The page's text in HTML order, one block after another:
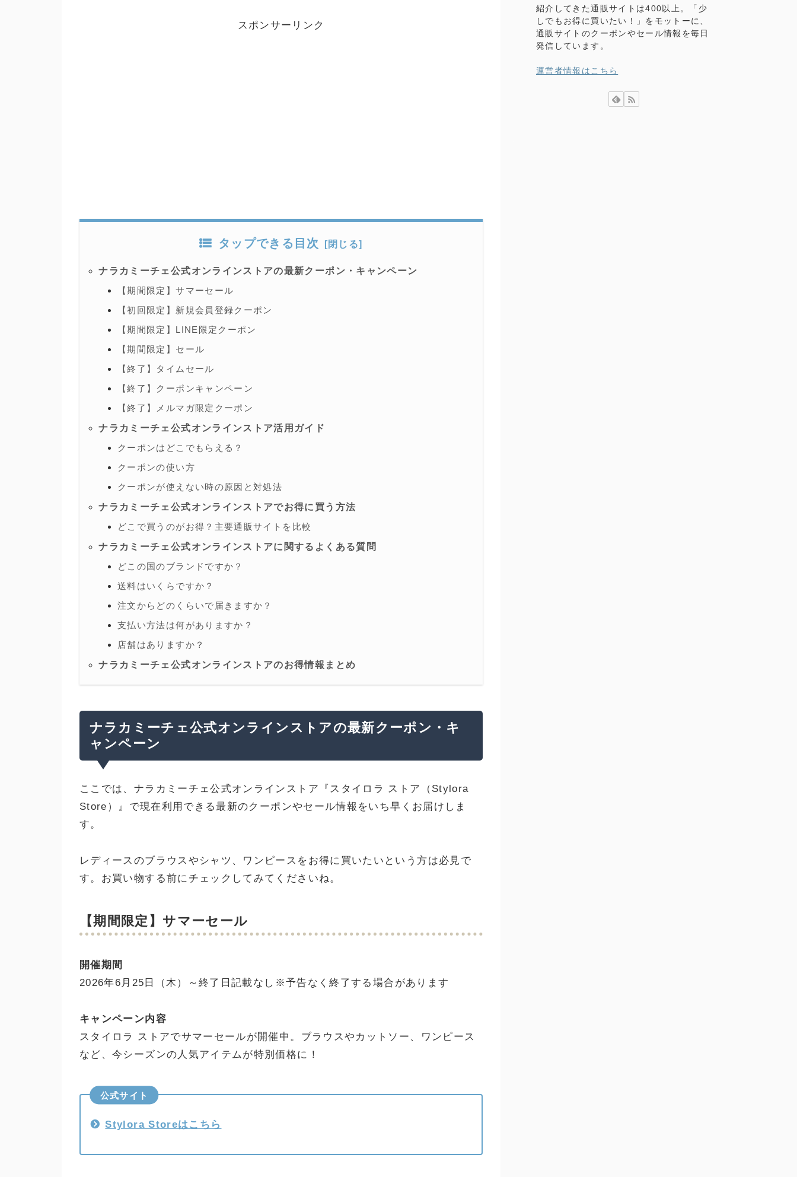
スポンサーリンク
タップできる目次
ナラカミーチェ公式オンラインストアの最新クーポン・キャンペーン
【期間限定】サマーセール
【初回限定】新規会員登録クーポン
【期間限定】LINE限定クーポン
【期間限定】セール
【終了】タイムセール
【終了】クーポンキャンペーン
【終了】メルマガ限定クーポン
ナラカミーチェ公式オンラインストア活用ガイド
クーポンはどこでもらえる？
クーポンの使い方
クーポンが使えない時の原因と対処法
ナラカミーチェ公式オンラインストアでお得に買う方法
どこで買うのがお得？主要通販サイトを比較
ナラカミーチェ公式オンラインストアに関するよくある質問
どこの国のブランドですか？
送料はいくらですか？
注文からどのくらいで届きますか？
支払い方法は何がありますか？
店舗はありますか？
ナラカミーチェ公式オンラインストアのお得情報まとめ
ナラカミーチェ公式オンラインストアの最新クーポン・キ
ャンペーン
ここでは、ナラカミーチェ公式オンラインストア『スタイロラ ストア（Stylora
Store）』で現在利用できる最新のクーポンやセール情報をいち早くお届けしま
す。
レディースのブラウスやシャツ、ワンピースをお得に買いたいという方は必見で
す。お買い物する前にチェックしてみてくださいね。
【期間限定】サマーセール
開催期間
2026年6月25日（木）～終了日記載なし※予告なく終了する場合があります
キャンペーン内容
スタイロラ ストアでサマーセールが開催中。ブラウスやカットソー、ワンピース
など、今シーズンの人気アイテムが特別価格に！
公式サイト
Stylora Storeはこちら
紹介してきた通販サイトは400以上。「少
しでもお得に買いたい！」をモットーに、
通販サイトのクーポンやセール情報を毎日
発信しています。
運営者情報はこちら